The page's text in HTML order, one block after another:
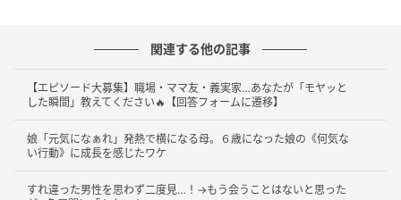
関連する他の記事
【エピソード大募集】職場・ママ友・義実家…あなたが「モヤッと
した瞬間」教えてください🔥【回答フォームに遷移】
娘「元気になぁれ」発熱で横になる母。６歳になった娘の《何気な
い行動》に成長を感じたワケ
すれ違った男性を思わず二度見…！→もう会うことはないと思った